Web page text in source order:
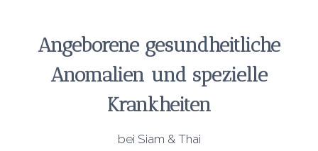
Angeborene gesundheitliche
Anomalien und spezielle
Krankheiten
bei Siam & Thai